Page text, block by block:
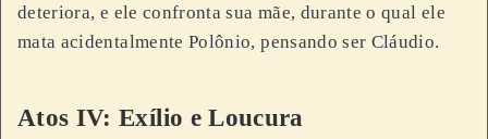
deteriora, e ele confronta sua mãe, durante o qual ele
mata acidentalmente Polônio, pensando ser Cláudio.
Atos IV: Exílio e Loucura